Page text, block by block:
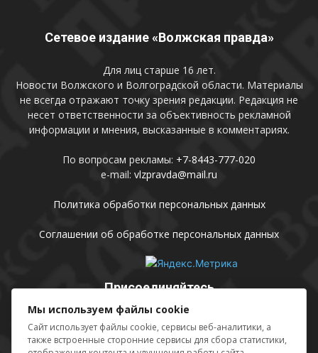
Сетевое издание «Волжская правда»
Для лиц старше 16 лет.
Новости Волжского и Волгоградской области. Материалы
не всегда отражают точку зрения редакции. Редакция не
несет ответственности за объективность рекламной
информации и мнения, высказанные в комментариях.
По вопросам рекламы: +7-8443-777-020
e-mail: vlzpravda@mail.ru
Политика обработки персональных данных
Соглашении об обработке персональных данных
Присоединяйтесь
Мы используем файлы cookie
Сайт использует файлы cookie, сервисы веб-аналитики, а
также встроенные сторонние сервисы для сбора статистики,